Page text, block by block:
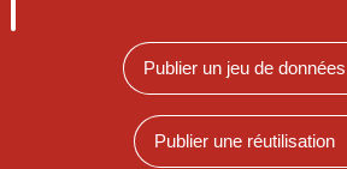
Publier un jeu de données
Publier une réutilisation